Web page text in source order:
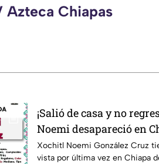
Azteca Chiapas
¡Salió de casa y no
Noemi desapareció en
Xochitl Noemi González Cruz
vista por última vez en Chiapa